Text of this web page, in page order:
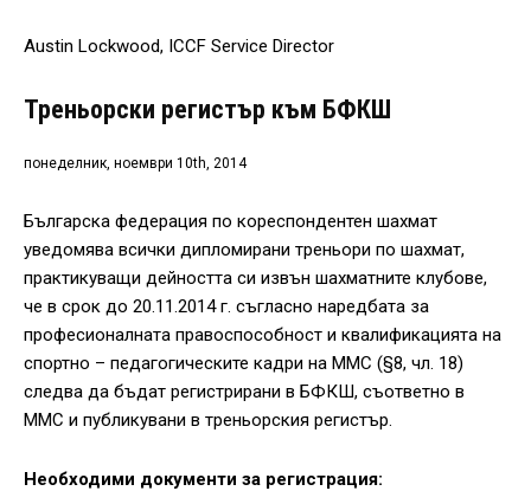
Austin Lockwood, ICCF Service Director
Треньорски регистър към БФКШ
понеделник, ноември 10th, 2014
Българска федерация по кореспондентен шахмат
уведомява всички дипломирани треньори по шахмат,
практикуващи дейността си извън шахматните клубове,
че в срок до 20.11.2014 г. съгласно наредбaтa за
професионалната правоспособност и квалификацията на
спортно – педагогическите кадри на ММС (§8, чл. 18)
следва да бъдат регистрирани в БФКШ, съответно в
ММС и публикувани в треньорския регистър.
Необходими документи за регистрация: